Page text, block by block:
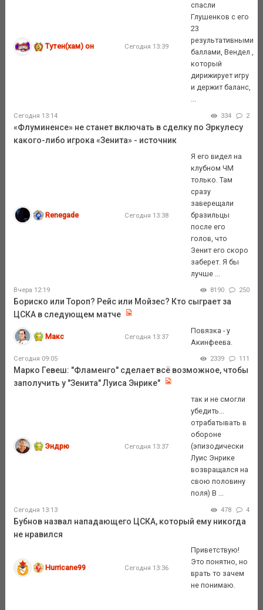
Тутен(хам) он Сегодня 13:39
спасли
Глушенков с его
23
результативными
баллами, Вендел ,
который
дирижирует игру
и держит баланс,
...
Сегодня 13:14 334 2
«Флуминенсе» не станет включать в сделку по Эркулесу
какого-либо игрока «Зенита» - источник
Renegade Сегодня 13:38
Я его видел на
клубном ЧМ
только. Там
сразу
заверещали
бразильцы
после его
голов, что
Зенит его скоро
заберет. Я бы
лучше ...
Вчера 12:19 8190 250
Бориско или Тороп? Рейс или Мойзес? Кто сыграет за
ЦСКА в следующем матче
Макс Сегодня 13:37
Повязка - у
Акинфеева.
Сегодня 09:05 2339 111
Марко Гевеш: "Фламенго" сделает всё возможное, чтобы
заполучить у "Зенита" Луиса Энрике"
Эндрю Сегодня 13:37
так и не смогли
убедить...
отрабатывать в
обороне
(эпизодически
Луис Энрике
возвращался на
свою половину
поля) В ...
Сегодня 13:13 478 4
Бубнов назвал нападающего ЦСКА, который ему никогда
не нравился
Hurricane99 Сегодня 13:36
Приветствую!
Это понятно, но
врать то зачем
не понимаю.